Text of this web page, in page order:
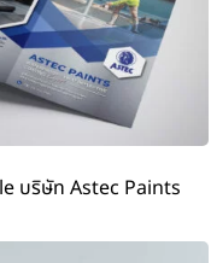
บริษัท Astec Paints